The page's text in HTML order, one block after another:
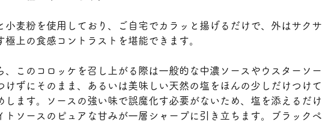
小麦粉を使用しており、ご自宅でカラッと揚げるだけで、外はサクサ
極上の食感コントラストを堪能できます。
、このコロッケを召し上がる際は一般的な中濃ソースやウスターソー
けずにそのまま、あるいは美味しい天然の塩をほんの少しだけつけて
します。ソースの強い味で誤魔化す必要がないため、塩を添えるだけ
トソースのピュアな甘みが一層シャープに引き立ちます。ブラックペ